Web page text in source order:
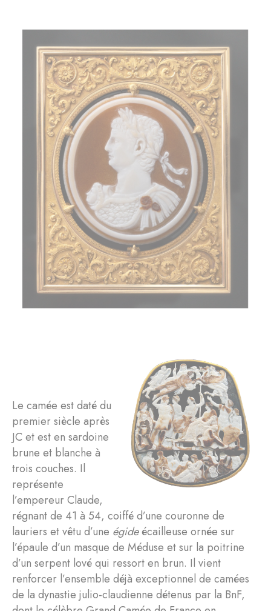
Le camée est daté du
premier siècle après
JC et est en sardoine
brune et blanche à
trois couches. Il
représente
l’empereur Claude,
régnant de 41 à 54, coiffé d’une couronne de
lauriers et vêtu d’une égideécailleuse ornée sur
l’épaule d’un masque de Méduse et sur la poitrine
d’un serpent lové qui ressort en brun. Il vient
renforcer l’ensemble déjà exceptionnel de camées
de la dynastie julio-claudienne détenus par la BnF,